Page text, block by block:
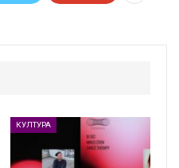
КУЛТУРА